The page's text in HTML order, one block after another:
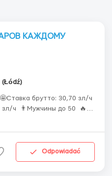
КАЖДОМУ
(Łódź)
зл/ч 👨Мужчины до 50 🔥
Odpowiadać